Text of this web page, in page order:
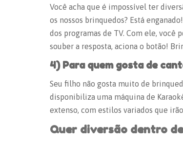
Você acha que é impossível ter
os nossos brinquedos? Está
dos programas de TV. Com ele, você
souber a resposta, aciona o botão!
4) Para quem gosta de
Seu filho não gosta muito de
disponibiliza uma máquina de
extenso, com estilos variados que
Quer diversão dentro